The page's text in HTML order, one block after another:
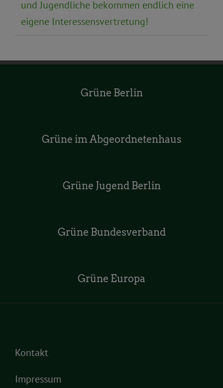
und Jugendliche bekommen endlich eine
eigene Interessensvertretung!
Grüne Berlin
Grüne im Abgeordnetenhaus
Grüne Jugend Berlin
Grüne Bundesverband
Grüne Europa
Kontakt
Impressum